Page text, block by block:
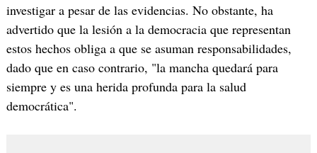
investigar a pesar de las evidencias. No obstante, ha
advertido que la lesión a la democracia que representan
estos hechos obliga a que se asuman responsabilidades,
dado que en caso contrario, "la mancha quedará para
siempre y es una herida profunda para la salud
democrática".